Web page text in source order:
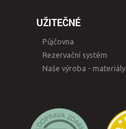
UŽITEČNÉ
Půjčovna
Rezervační systém
Naše výroba - materiály